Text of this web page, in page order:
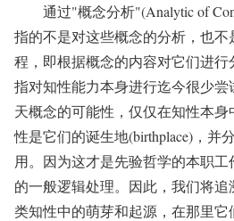
通过"概念分析"(Analytic of
指的不是对这些概念的分析，也
程，即根据概念的内容对它们进
指对知性能力本身进行迄今很少
天概念的可能性，仅仅在知性本
性是它们的诞生地(birthplace)，并
用。因为这才是先验哲学的本职
的一般逻辑处理。因此，我们将追
类知性中的萌芽和起源，在那里